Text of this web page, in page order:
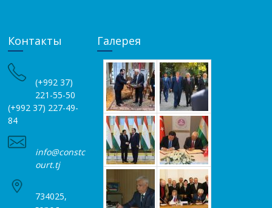
Контакты
(+992 37)
221-55-50
(+992 37) 227-49-
84
info@constc
ourt.tj
734025,
Галерея